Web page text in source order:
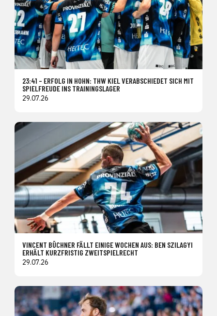
23:41 – ERFOLG IN HOHN: THW KIEL VERABSCHIEDET SICH MIT
SPIELFREUDE INS TRAININGSLAGER
29.07.26
VINCENT BÜCHNER FÄLLT EINIGE WOCHEN AUS: BEN SZILAGYI
ERHÄLT KURZFRISTIG ZWEITSPIELRECHT
29.07.26